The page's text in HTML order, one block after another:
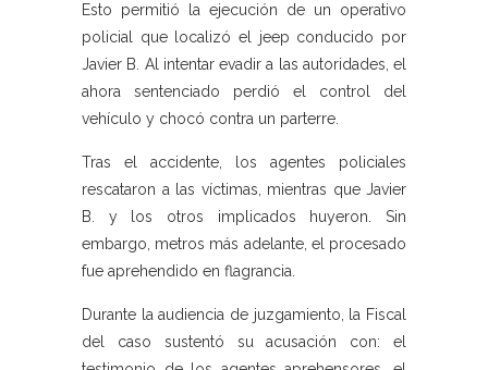
Esto permitió la ejecución de un operativo
policial que localizó el jeep conducido por
Javier B. Al intentar evadir a las autoridades, el
ahora sentenciado perdió el control del
vehículo y chocó contra un parterre.
Tras el accidente, los agentes policiales
rescataron a las víctimas, mientras que Javier
B. y los otros implicados huyeron. Sin
embargo, metros más adelante, el procesado
fue aprehendido en flagrancia.
Durante la audiencia de juzgamiento, la Fiscal
del caso sustentó su acusación con: el